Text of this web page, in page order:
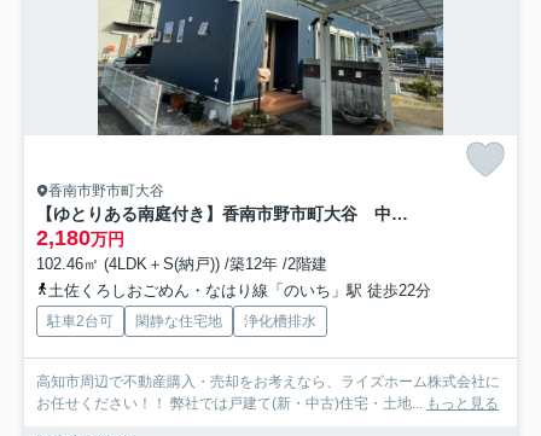
香南市野市町大谷
【ゆとりある南庭付き】香南市野市町大谷 中古一戸建て
2,180万円
102.46㎡ (4LDK＋S(納戸)) /築12年 /2階建
土佐くろしおごめん・なはり線「のいち」駅 徒歩22分
駐車2台可 閑静な住宅地 浄化槽排水
高知市周辺で不動産購入・売却をお考えなら、ライズホーム株式会社に
お任せください！！ 弊社では戸建て(新・中古)住宅・土地... もっと見る